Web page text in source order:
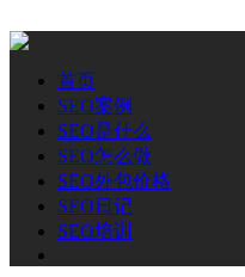
首页
SEO案例
SEO是什么
SEO怎么做
SEO外包价格
SEO日记
SEO培训